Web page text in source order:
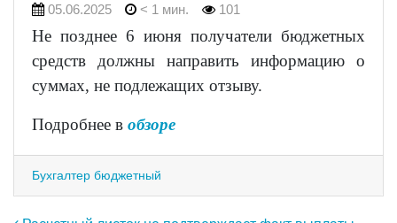
05.06.2025 < 1 мин. 101
Не позднее 6 июня получатели бюджетных
средств должны направить информацию о
суммах, не подлежащих отзыву.
Подробнее в обзоре
Бухгалтер бюджетный